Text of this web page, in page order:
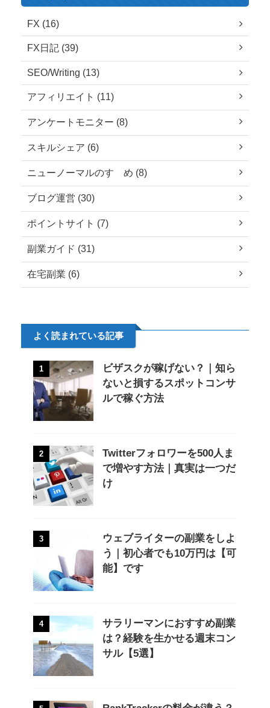
FX (16)
FX日記 (39)
SEO/Writing (13)
アフィリエイト (11)
アンケートモニター (8)
スキルシェア (6)
ニューノーマルのすゝめ (8)
ブログ運営 (30)
ポイントサイト (7)
副業ガイド (31)
在宅副業 (6)
よく読まれている記事
1
ビザスクが稼げない？｜知ら
ないと損するスポットコンサ
ルで稼ぐ方法
2
Twitterフォロワーを500人ま
で増やす方法｜真実は一つだ
け
3
ウェブライターの副業をしよ
う｜初心者でも10万円は【可
能】です
4
サラリーマンにおすすめ副業
は？経験を生かせる週末コン
サル【5選】